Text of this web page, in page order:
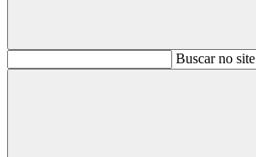
BuscarBuscar no site